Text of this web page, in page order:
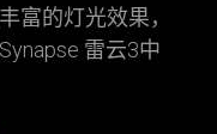
富的灯光效果，
雷云3中